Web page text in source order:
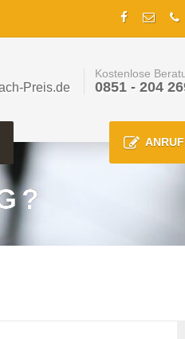
Preis.de
Kostenlose
0851 - 204
?